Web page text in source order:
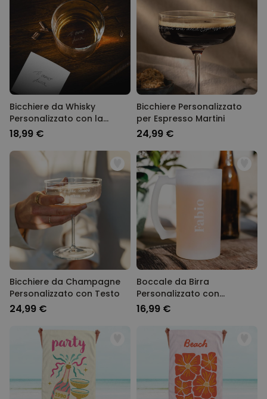
Bicchiere da Whisky
Personalizzato con la
vostra Scrittura a Mano
18,99 €
Bicchiere Personalizzato
per Espresso Martini
24,99 €
Bicchiere da Champagne
Personalizzato con Testo
24,99 €
Boccale da Birra
Personalizzato con
Incisione
16,99 €